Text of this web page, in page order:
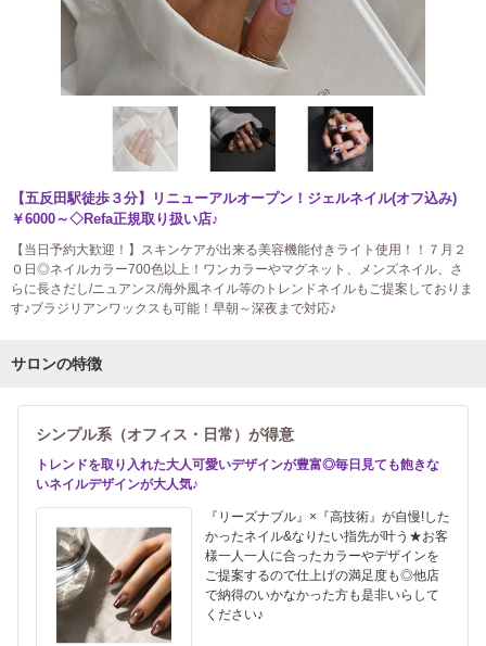
【五反田駅徒歩３分】リニューアルオープン！ジェルネイル(オフ込み)
￥6000～◇Refa正規取り扱い店♪
【当日予約大歓迎！】スキンケアが出来る美容機能付きライト使用！！７月２
０日◎ネイルカラー700色以上！ワンカラーやマグネット、メンズネイル、さ
らに長さだし/ニュアンス/海外風ネイル等のトレンドネイルもご提案しておりま
す♪ブラジリアンワックスも可能！早朝～深夜まで対応♪
サロンの特徴
シンプル系（オフィス・日常）が得意
トレンドを取り入れた大人可愛いデザインが豊富◎毎日見ても飽きな
いネイルデザインが大人気♪
『リーズナブル』×『高技術』が自慢!した
かったネイル&なりたい指先が叶う★お客
様一人一人に合ったカラーやデザインを
ご提案するので仕上げの満足度も◎他店
で納得のいかなかった方も是非いらして
ください♪